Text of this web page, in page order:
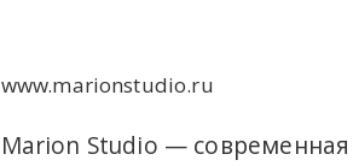
www.marionstudio.ru
Marion Studio — современная